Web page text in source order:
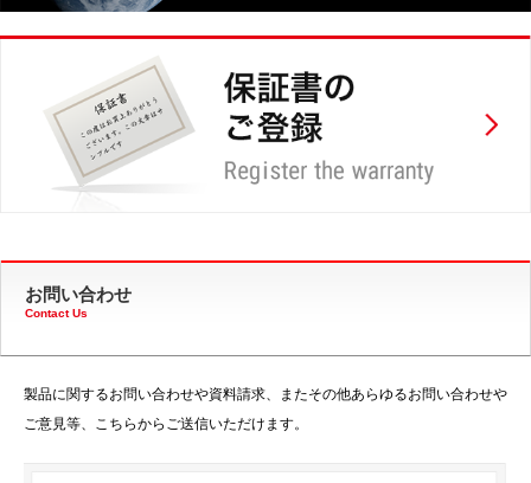
お問い合わせ
Contact Us
製品に関するお問い合わせや資料請求、またその他あらゆるお問い合わせや
ご意見等、こちらからご送信いただけます。